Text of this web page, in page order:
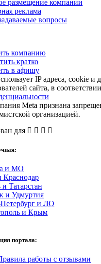
размещение компании
реклама
вопросы
компанию
кратко
в афишу
IP адреса, cookie и
сайта, в
Meta признана
организацией.
для
и МО
Краснодар
и Татарстан
и Удмуртия
и ЛО
и Крым
портала:
работы с отзывами